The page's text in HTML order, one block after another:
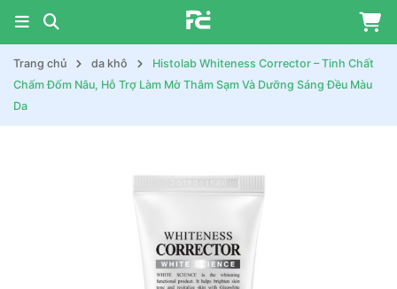
Trang chủ da khô
Histolab Whiteness Corrector – Tinh Chất
Chấm Đốm Nâu, Hỗ Trợ Làm Mờ Thâm Sạm Và Dưỡng Sáng Đều Màu
Da